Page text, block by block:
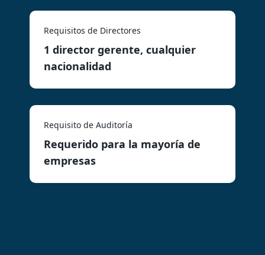
Requisitos de Directores
1 director gerente, cualquier
nacionalidad
Requisito de Auditoría
Requerido para la mayoría de
empresas